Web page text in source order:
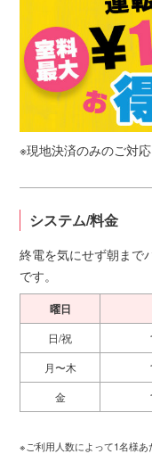
※現地決済のみのご対応
システム/料金
終電を気にせず朝まで
です。
曜日
日/祝
月〜木
金
※ご利用人数によって1名様あ